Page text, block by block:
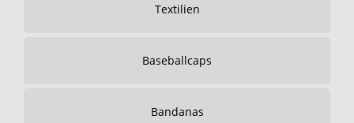
Textilien
Baseballcaps
Bandanas